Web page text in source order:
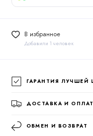
В избранное
Добавили 1 человек
ГАРАНТИЯ ЛУЧШЕЙ
ДОСТАВКА И
ОБМЕН И ВОЗВРАТ